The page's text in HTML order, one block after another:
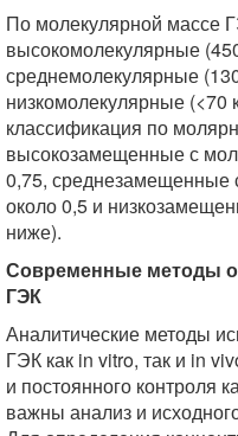
По молекулярной массе
высокомолекулярные
среднемолекулярные
низкомолекулярные (<70
классификация по
высокозамещенные с
0,75,
около 0,5 и
ниже).
Современные методы
ГЭК
Аналитические методы
ГЭК как in vitro, так и in
и постоянного контроля
важны анализ и